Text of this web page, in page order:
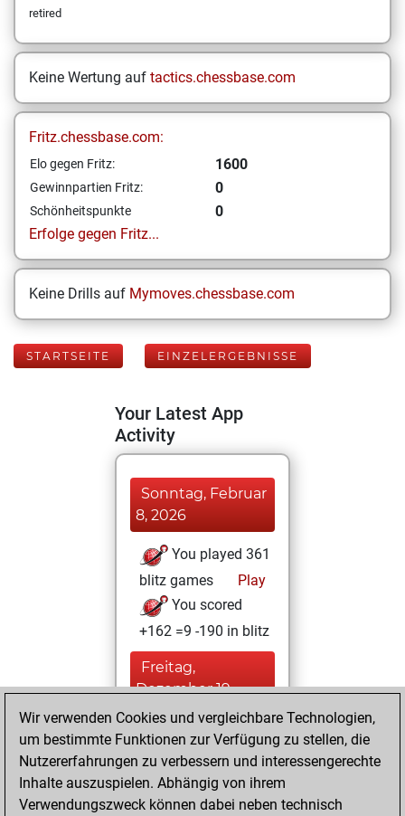
retired
Keine Wertung auf tactics.chessbase.com
Fritz.chessbase.com:
Elo gegen Fritz: 1600
Gewinnpartien Fritz: 0
Schönheitspunkte
0
Erfolge gegen Fritz...
Keine Drills auf Mymoves.chessbase.com
STARTSEITE EINZELERGEBNISSE
Your Latest App
Activity
Sonntag, Februar
8, 2026
You played 361
blitz games
Play
You scored
+162 =9 -190 in blitz
Freitag,
Dezember 19,
2025
You created
your Fritz account
Fritz
Sonntag,
Wir verwenden Cookies und vergleichbare Technologien,
um bestimmte Funktionen zur Verfügung zu stellen, die
Nutzererfahrungen zu verbessern und interessengerechte
Inhalte auszuspielen. Abhängig von ihrem
Verwendungszweck können dabei neben technisch